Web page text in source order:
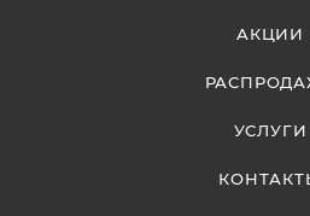
АКЦИИ
УСЛУГИ